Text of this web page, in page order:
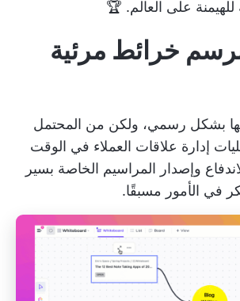
على العالم. 🏆
برسم خرائط مرئية
بشكل رسمي، ولكن من المحتمل
إدارة علاقات العملاء في الوقت
وإصدار المراسيم الخاصة بسير
في الأمور مسبقًا.